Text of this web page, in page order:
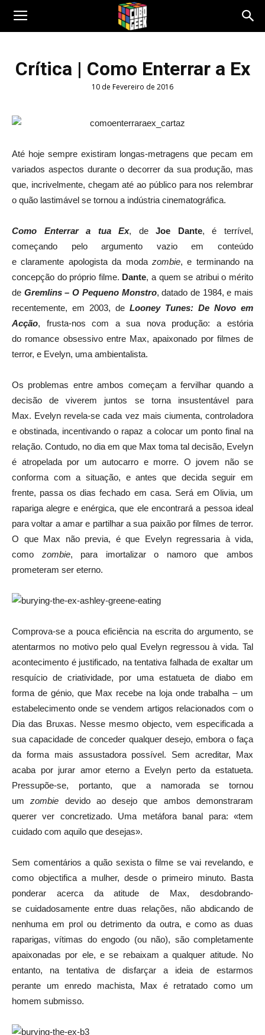
Crítica | Como Enterrar a Ex
10 de Fevereiro de 2016
Até hoje sempre existiram longas-metragens que pecam em
variados aspectos durante o decorrer da sua produção, mas
que, incrivelmente, chegam até ao público para nos relembrar
o quão lastimável se tornou a indústria cinematográfica.
Como Enterrar a tua Ex, deJoe Dante, é terrível,
começando pelo argumento vazio em conteúdo
e claramente apologista da moda zombie, e terminando na
concepção do próprio filme. Dante, a quem se atribui o mérito
de Gremlins – O Pequeno Monstro, datado de 1984, e mais
recentemente, em 2003, de Looney Tunes: De Novo em
Acção, frusta-nos com a sua nova produção: a estória
do romance obsessivo entre Max, apaixonado por filmes de
terror, e Evelyn, uma ambientalista.
Os problemas entre ambos começam a fervilhar quando a
decisão de viverem juntos se torna insustentável para
Max. Evelyn revela-se cada vez mais ciumenta, controladora
e obstinada, incentivando o rapaz a colocar um ponto final na
relação. Contudo, no dia em que Max toma tal decisão, Evelyn
é atropelada por um autocarro e morre. O jovem não se
conforma com a situação, e antes que decida seguir em
frente, passa os dias fechado em casa. Será em Olivia, um
rapariga alegre e enérgica, que ele encontrará a pessoa ideal
para voltar a amar e partilhar a sua paixão por filmes de terror.
O que Max não previa, é que Evelyn regressaria à vida,
como zombie, para imortalizar o namoro que ambos
prometeram ser eterno.
Comprova-se a pouca eficiência na escrita do argumento, se
atentarmos no motivo pelo qual Evelyn regressou à vida. Tal
acontecimento é justificado, na tentativa falhada de exaltar um
resquício de criatividade, por uma estatueta de diabo em
forma de génio, que Max recebe na loja onde trabalha – um
estabelecimento onde se vendem artigos relacionados com o
Dia das Bruxas. Nesse mesmo objecto, vem especificada a
sua capacidade de conceder qualquer desejo, embora o faça
da forma mais assustadora possível. Sem acreditar, Max
acaba por jurar amor eterno a Evelyn perto da estatueta.
Pressupõe-se, portanto, que a namorada se tornou
umzombie devido ao desejo que ambos demonstraram
querer ver concretizado. Uma metáfora banal para: «tem
cuidado com aquilo que desejas».
Sem comentários a quão sexista o filme se vai revelando, e
como objectifica a mulher, desde o primeiro minuto. Basta
ponderar acerca da atitude de Max, desdobrando-
se cuidadosamente entre duas relações, não abdicando de
nenhuma em prol ou detrimento da outra, e como as duas
raparigas, vítimas do engodo (ou não), são completamente
apaixonadas por ele, e se rebaixam a qualquer atitude. No
entanto, na tentativa de disfarçar a ideia de estarmos
perante um enredo machista, Max é retratado como um
homem submisso.